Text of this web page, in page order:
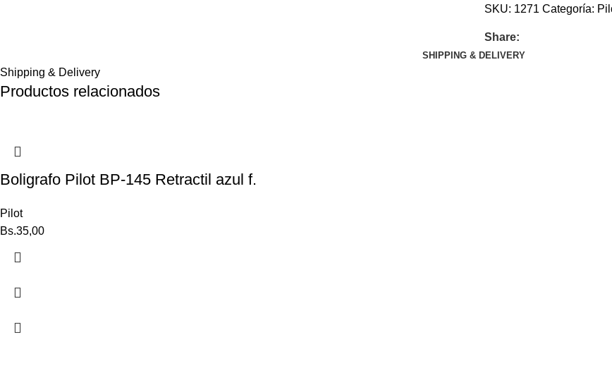
SKU: 1271 Categoría:
Share:
SHIPPING & DELIVERY
Shipping & Delivery
Productos relacionados
Boligrafo Pilot BP-145 Retractil azul f.
Pilot
Bs.35,00